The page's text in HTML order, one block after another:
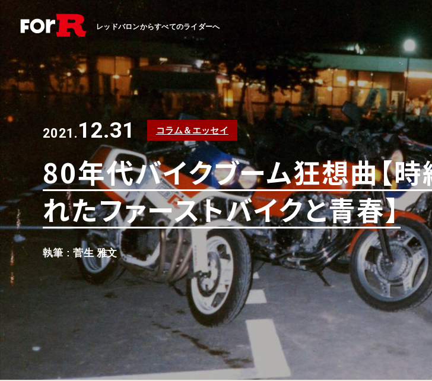
レッドバロンからすべてのライダーへ
2021. 12.31 コラム＆エッセイ
80年代バイクブーム狂想曲【
れたファーストバイクと青春】
執筆 : 菅生 雅文